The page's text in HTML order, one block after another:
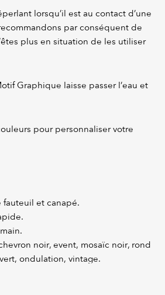
lorsqu’il est au contact d’une
par conséquent de
plus en situation de les utiliser
Graphique laisse passer l’eau et
pour personnaliser votre
et canapé.
noir, event, mosaïc noir, rond
ondulation, vintage.